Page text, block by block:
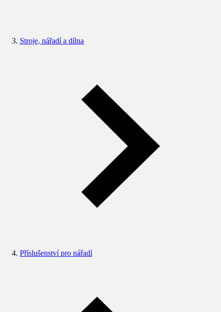
Stroje, nářadí a dílna
Příslušenství pro nářadí